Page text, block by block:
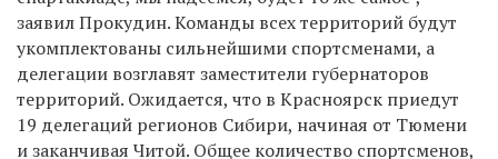
заявил Прокудин. Команды всех территорий будут
укомплектованы сильнейшими спортсменами, а
делегации возглавят заместители губернаторов
территорий. Ожидается, что в Красноярск приедут
19 делегаций регионов Сибири, начиная от Тюмени
и заканчивая Читой. Общее количество спортсменов,